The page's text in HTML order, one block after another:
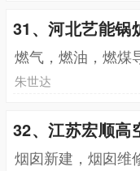
31、河北艺能锅
燃气，燃油，燃煤
朱世达
32、江苏宏顺高
烟囱新建，烟囱维